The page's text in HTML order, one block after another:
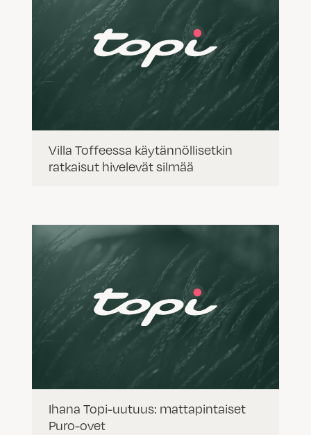
Villa Toffeessa käytännöllisetkin
ratkaisut hivelevät silmää
Ihana Topi-uutuus: mattapintaiset
Puro-ovet